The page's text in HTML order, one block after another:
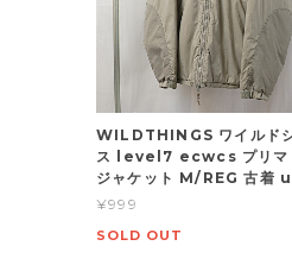
WILDTHINGS ワイルド
ス level7 ecwcs プリマ
ジャケット M/REG 古着
¥999
SOLD OUT